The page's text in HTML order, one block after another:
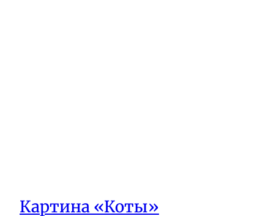
Картина «Коты»